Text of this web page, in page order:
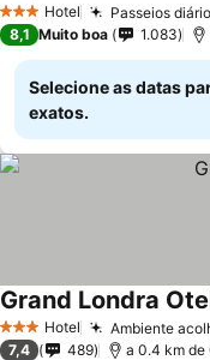
3 EstrelasHotel Passeios
8,1 Muito boa 1.083
Selecione as datas
exatos.
3 EstrelasHotel Ambiente
Grand Londra
7,4 489 a 0.4 km de